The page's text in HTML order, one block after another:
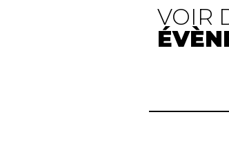
VOIR